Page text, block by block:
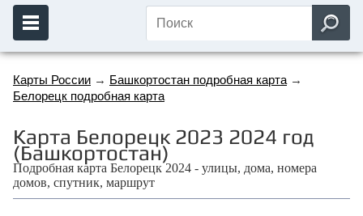
Карты России → Башкортостан подробная карта →
Белорецк подробная карта
Карта Белорецк 2023 2024 год
(Башкортостан)
Подробная карта Белорецк 2024 - улицы, дома, номера
домов, спутник, маршрут